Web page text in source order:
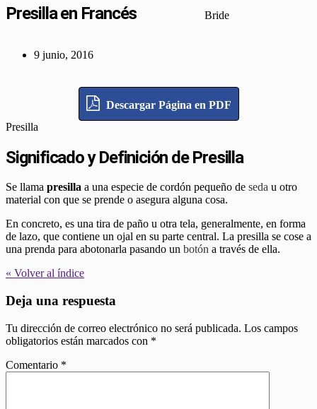
Presilla en Francés Bride
9 junio, 2016
Descargar Página en PDF
Presilla
Significado y Definición de Presilla
Se llama presilla a una especie de cordón pequeño de seda u otro
material con que se prende o asegura alguna cosa.
En concreto, es una tira de paño u otra tela, generalmente, en forma
de lazo, que contiene un ojal en su parte central. La presilla se cose a
una prenda para abotonarla pasando un botón a través de ella.
« Volver al índice
Deja una respuesta
Tu dirección de correo electrónico no será publicada. Los campos
obligatorios están marcados con *
Comentario *